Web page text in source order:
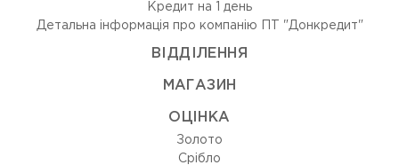
Кредит на 1 день
Детальна інформація про компанію ПТ "Донкредит"
ВIДДIЛЕННЯ
МАГАЗИН
ОЦIНКА
Золото
Срiбло